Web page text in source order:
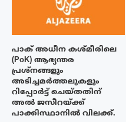
പാക് അധീന കശ്മീരിലെ
(PoK) ആഭ്യന്തര
പ്രശ്നങ്ങളും
അടിച്ചമർത്തലുകളും
റിപ്പോർട്ട് ചെയ്തതിന്
അൽ ജസീറയ്‌ക്ക്
പാക്കിസ്ഥാനിൽ വിലക്ക്.